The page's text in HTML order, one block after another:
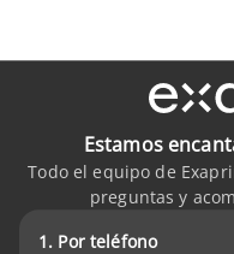
Estamos
Todo el equipo de
preguntas y
1. Por teléfono